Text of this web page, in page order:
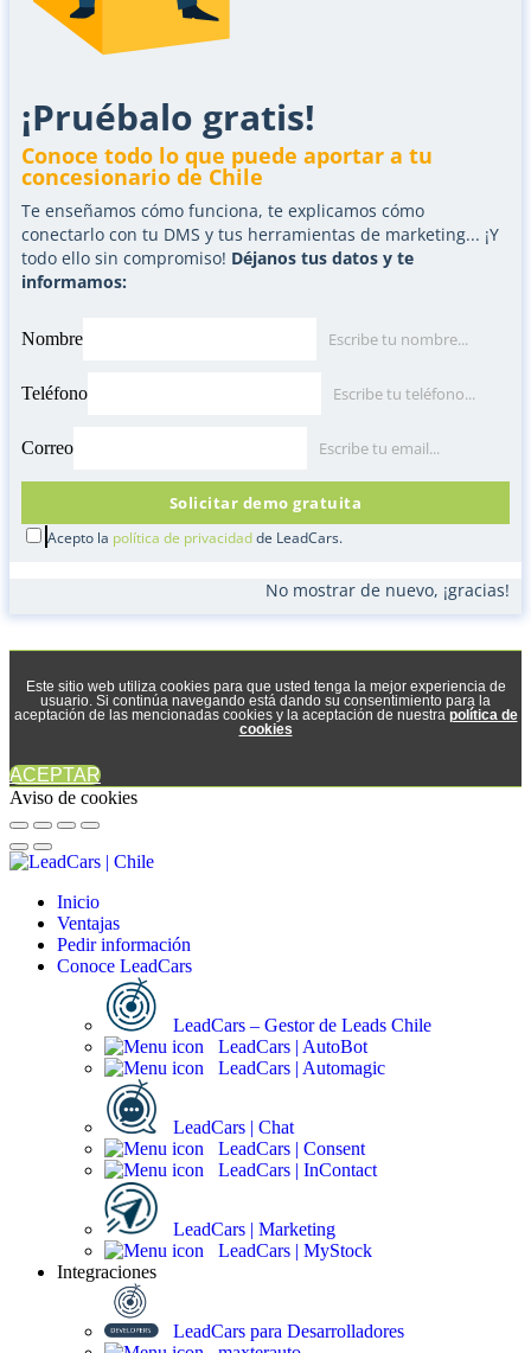
¡Pruébalo gratis!
Conoce todo lo que puede aportar a tu
concesionario de Chile
Te enseñamos cómo funciona, te explicamos cómo
conectarlo con tu DMS y tus herramientas de marketing... ¡Y
todo ello sin compromiso! Déjanos tus datos y te
informamos:
Nombre Escribe tu nombre...
Teléfono Escribe tu teléfono...
Correo Escribe tu email...
Solicitar demo gratuita
Acepto la política de privacidadde LeadCars.
No mostrar de nuevo, ¡gracias!
Este sitio web utiliza cookies para que usted tenga la mejor experiencia de
usuario. Si continúa navegando está dando su consentimiento para la
aceptación de las mencionadas cookies y la aceptación de nuestra política de
cookies
ACEPTAR
Aviso de cookies
Inicio
Ventajas
Pedir información
Conoce LeadCars
LeadCars – Gestor de Leads Chile
LeadCars | AutoBot
LeadCars | Automagic
LeadCars | Chat
LeadCars | Consent
LeadCars | InContact
LeadCars | Marketing
LeadCars | MyStock
Integraciones
LeadCars para Desarrolladores